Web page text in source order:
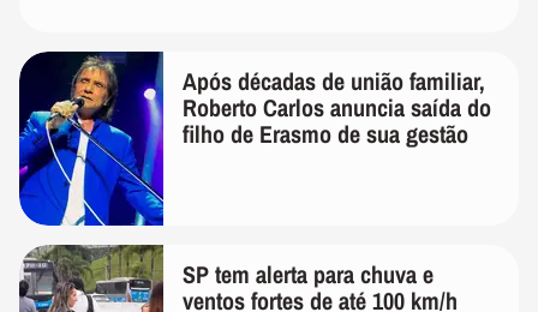
Após décadas de união familiar,
Roberto Carlos anuncia saída do
filho de Erasmo de sua gestão
SP tem alerta para chuva e
ventos fortes de até 100 km/h